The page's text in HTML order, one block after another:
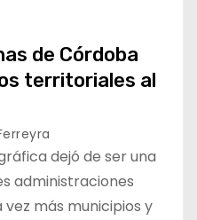
de Córdoba
territoriales al
dejó de ser una
administraciones
vez más municipios y